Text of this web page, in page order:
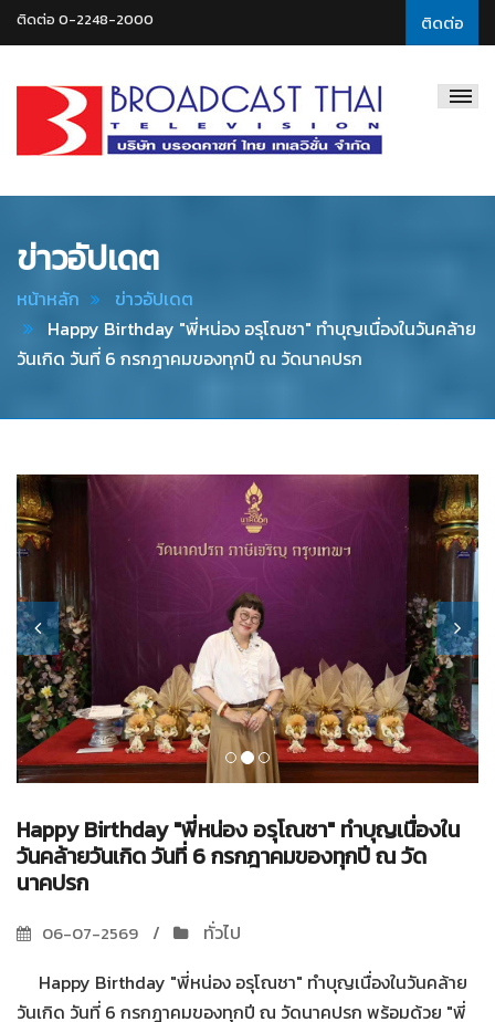
ติดต่อ
ติดต่อ 0-2248-2000
Thai
ข่าวอัปเดต
หน้าหลัก
ข่าวอัปเดต
Happy Birthday "พี่หน่อง อรุโณชา" ทำบุญเนื่องในวันคล้าย
วันเกิด วันที่ 6 กรกฎาคมของทุกปี ณ วัดนาคปรก
Happy Birthday "พี่หน่อง อรุโณชา" ทำบุญเนื่องใน
วันคล้ายวันเกิด วันที่ 6 กรกฎาคมของทุกปี ณ วัด
นาคปรก
06-07-2569
ทั่วไป
Happy Birthday "พี่หน่อง อรุโณชา" ทำบุญเนื่องในวันคล้าย
วันเกิด วันที่ 6 กรกฎาคมของทุกปี ณ วัดนาคปรก พร้อมด้วย "พี่